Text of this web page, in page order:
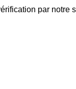
par notre